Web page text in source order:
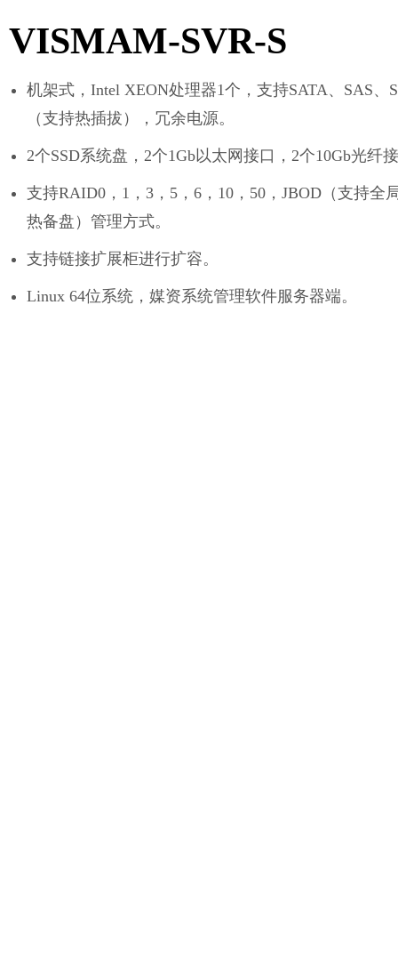
VISMAM-SVR-S
机架式，Intel XEON处理器1个，支持SATA、SAS、
（支持热插拔），冗余电源。
2个SSD系统盘，2个1Gb以太网接口，2个10Gb光纤
支持RAID0，1，3，5，6，10，50，JBOD（支持全
热备盘）管理方式。
支持链接扩展柜进行扩容。
Linux 64位系统，媒资系统管理软件服务器端。